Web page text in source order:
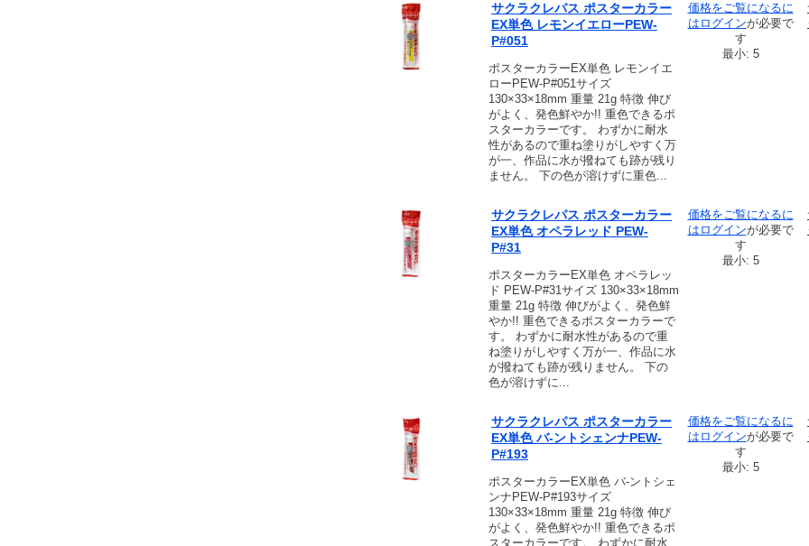
サクラクレパス ポスターカラー
EX単色 レモンイエローPEW-
P#051
ポスターカラーEX単色 レモンイエ
ローPEW-P#051サイズ
130×33×18mm 重量 21g 特徴 伸び
がよく、発色鮮やか!! 重色できるポ
スターカラーです。 わずかに耐水
性があるので重ね塗りがしやすく万
が一、作品に水が撥ねても跡が残り
ません。 下の色が溶けずに重色...
価格をご覧になるに
は ログインが必要で
す
最小: 5
サクラクレパス ポスターカラー
EX単色 オペラレッド PEW-
P#31
ポスターカラーEX単色 オペラレッ
ド PEW-P#31サイズ 130×33×18mm
重量 21g 特徴 伸びがよく、発色鮮
やか!! 重色できるポスターカラーで
す。 わずかに耐水性があるので重
ね塗りがしやすく万が一、作品に水
が撥ねても跡が残りません。 下の
色が溶けずに...
価格をご覧になるに
は ログインが必要で
す
最小: 5
サクラクレパス ポスターカラー
EX単色 バ-ントシェンナPEW-
P#193
ポスターカラーEX単色 バ-ントシェ
ンナPEW-P#193サイズ
130×33×18mm 重量 21g 特徴 伸び
がよく、発色鮮やか!! 重色できるポ
スターカラーです。 わずかに耐水
価格をご覧になるに
は ログインが必要で
す
最小: 5